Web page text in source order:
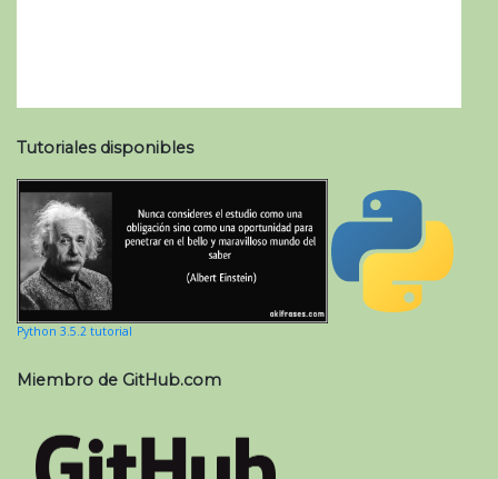
Tutoriales disponibles
Python 3.5.2 tutorial
Miembro de GitHub.com